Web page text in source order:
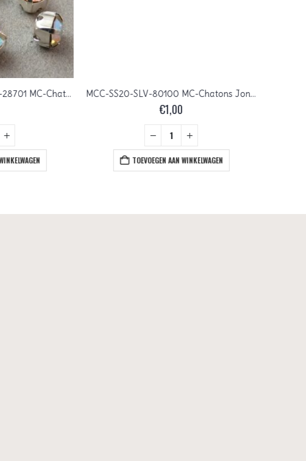
MCC-SS20-SLV-00030-28701 MC-Chatons Crystal AB in Silver Setting 10 Pc. MCC-SS20-SLV-80100 MC-Chatons Jonquil in Silver Setting 10 Pc.
€1,00
TOEVOEGEN AAN WINKELWAGEN